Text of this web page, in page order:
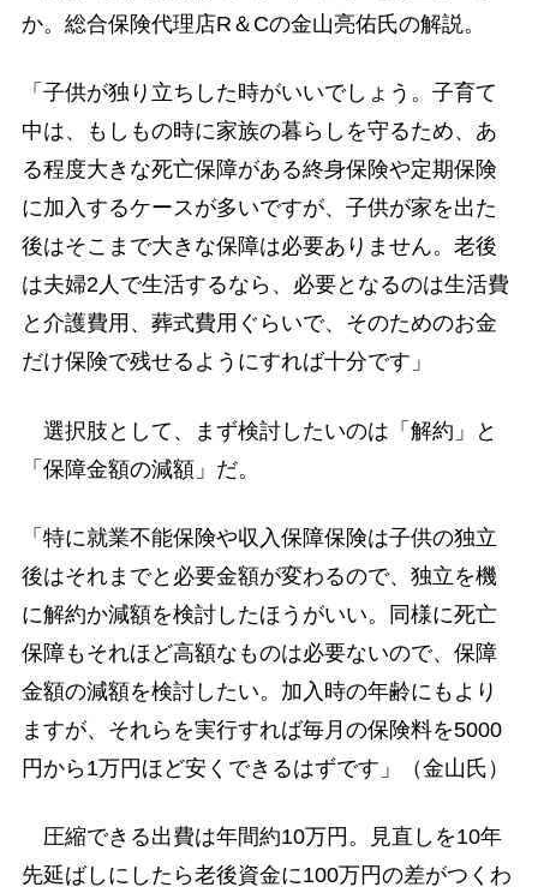
か。総合保険代理店R＆Cの金山亮佑氏の解説。
「子供が独り立ちした時がいいでしょう。子育て
中は、もしもの時に家族の暮らしを守るため、あ
る程度大きな死亡保障がある終身保険や定期保険
に加入するケースが多いですが、子供が家を出た
後はそこまで大きな保障は必要ありません。老後
は夫婦2人で生活するなら、必要となるのは生活費
と介護費用、葬式費用ぐらいで、そのためのお金
だけ保険で残せるようにすれば十分です」
選択肢として、まず検討したいのは「解約」と
「保障金額の減額」だ。
「特に就業不能保険や収入保障保険は子供の独立
後はそれまでと必要金額が変わるので、独立を機
に解約か減額を検討したほうがいい。同様に死亡
保障もそれほど高額なものは必要ないので、保障
金額の減額を検討したい。加入時の年齢にもより
ますが、それらを実行すれば毎月の保険料を5000
円から1万円ほど安くできるはずです」（金山氏）
圧縮できる出費は年間約10万円。見直しを10年
先延ばしにしたら老後資金に100万円の差がつくわ